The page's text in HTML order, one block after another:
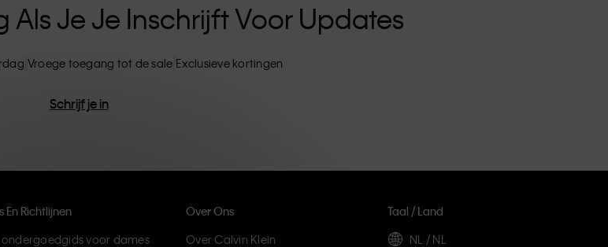
Als Je Je Inschrijft Voor Updates
Vroege toegang tot de sale Exclusieve kortingen
Schrijf je in
En Richtlijnen
ondergoedgids voor dames
Over Ons
Over Calvin Klein
Taal / Land
NL / NL